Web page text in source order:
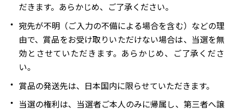
だきます。あらかじめ、ご了承ください。
宛先が不明（ご入力の不備による場合を含む）などの理
由で、賞品をお受け取りいただけない場合は、当選を無
効とさせていただきます。あらかじめ、ご了承くださ
い。
賞品の発送先は、日本国内に限らせていただきます。
当選の権利は、当選者ご本人のみに帰属し、第三者へ譲